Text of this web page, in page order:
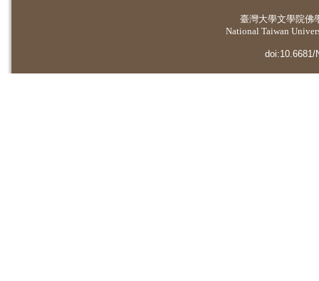
臺灣大學文學院佛
National Taiwan
doi:10.6681/